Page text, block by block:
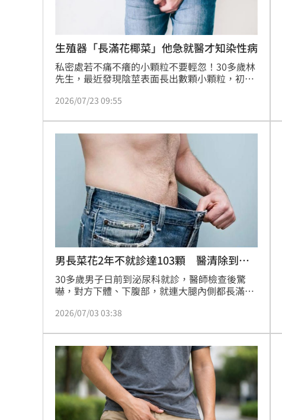
馬斯克蓋地球最大晶圓廠 專家揭3大隱憂
台灣彩券開獎直播中 20:31
LIVE三立+24小時直播 15:27
三立iNEWS新聞台線上直播
商場戰國來臨 台中「頂奢大道」逐漸成形
「拍片人的多重宇宙」職涯論壇9/12登場！
8國球員齊聚高雄 Formosa 7s掀足球熱潮
理想混蛋號召粉絲跨海追星吃美食！
生殖器「長滿花椰菜」他急就醫才知染性病
私密處若不痛不癢的小顆粒不要輕忽！30多歲林
先生，最近發現陰莖表面長出數顆小顆粒，初期
且外觀呈現花椰菜狀，才趕緊至門診求診。經醫
已明顯改善。（記者：簡浩正）
2026/07/23 09:55
男長菜花2年不就診達103顆 醫清除到崩
潰
30多歲男子日前到泌尿科就診，醫師檢查後驚
嚇，對方下體、下腹部，就連大腿內側都長滿菜
顆菜花、電燒29顆，103顆菜花讓醫師清除到幾
2026/07/03 03:38